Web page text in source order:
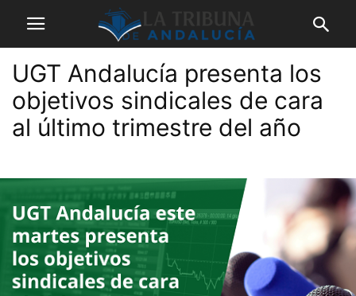
UGT Andalucía presenta los
objetivos sindicales de cara
al último trimestre del año